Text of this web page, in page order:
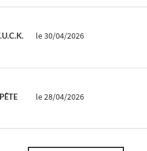
le 30/04/2026
le 28/04/2026